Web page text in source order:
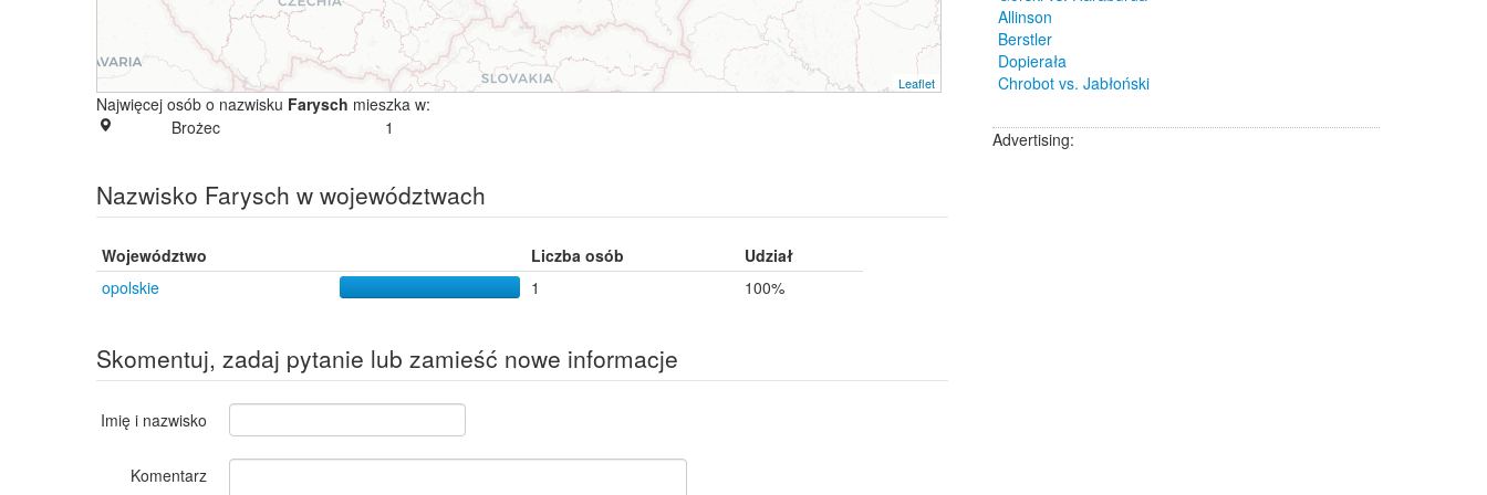
Leaflet
Najwięcej osób o nazwisku Farysch mieszka w:
Brożec
1
Nazwisko Farysch w województwach
Województwo Liczba osób
Udział
opolskie
1 100%
Skomentuj, zadaj pytanie lub zamieść nowe informacje
Imię i nazwisko
Komentarz
Allinson
Berstler
Dopierała
Chrobot vs. Jabłoński
Advertising: